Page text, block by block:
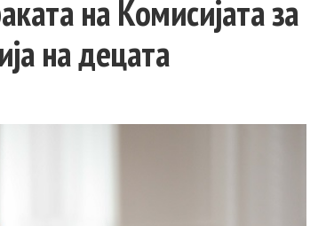
на Комисијата за
на децата